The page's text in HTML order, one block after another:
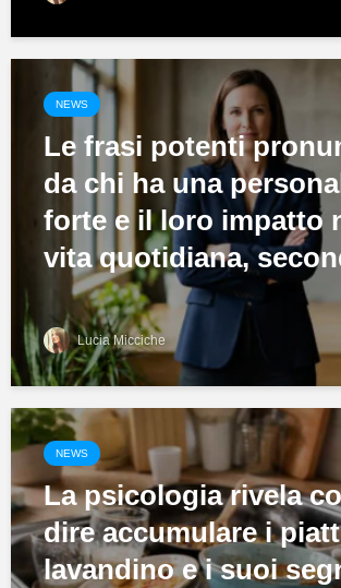
NEWS
Le frasi potenti
da chi ha una
forte e il loro impatto
vita quotidiana,
Lucia Micciche
NEWS
La psicologia rivela
dire accumulare i
lavandino e i suoi